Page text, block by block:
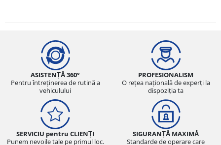
ASISTENȚĂ 360°
Pentru întreținerea de rutină a
vehiculului
PROFESIONALISM
O rețea națională de experți la
dispoziția ta
SERVICIU pentru CLIENȚI
Punem nevoile tale pe primul loc.
SIGURANȚĂ MAXIMĂ
Standarde de operare care